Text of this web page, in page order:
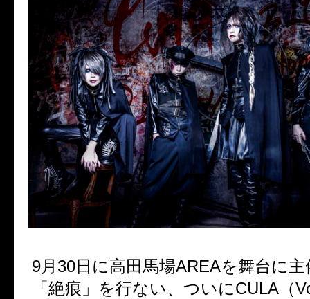
9月30日に高田馬場AREAを舞台に
「絶痕」を行ない、ついにCULA（